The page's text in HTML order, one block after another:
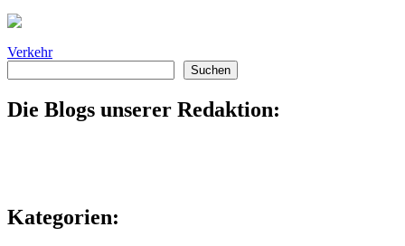
Verkehr
Suchen
Die Blogs unserer Redaktion:
Kategorien: